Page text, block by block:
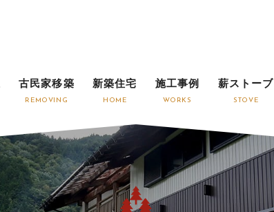
古民家移築
REMOVING
新築住宅
HOME
施工事例
WORKS
薪ストーブ
STOVE